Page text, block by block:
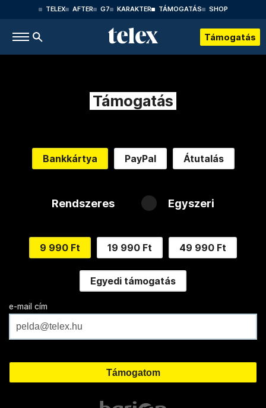
TELEX AFTER G7 KARAKTER TÁMOGATÁS SHOP
Támogatás
Támogatás
Bankkártya PayPal Átutalás
Rendszeres Egyszeri
9 990 Ft 19 990 Ft 49 990 Ft
Egyedi támogatás
e-mail cím